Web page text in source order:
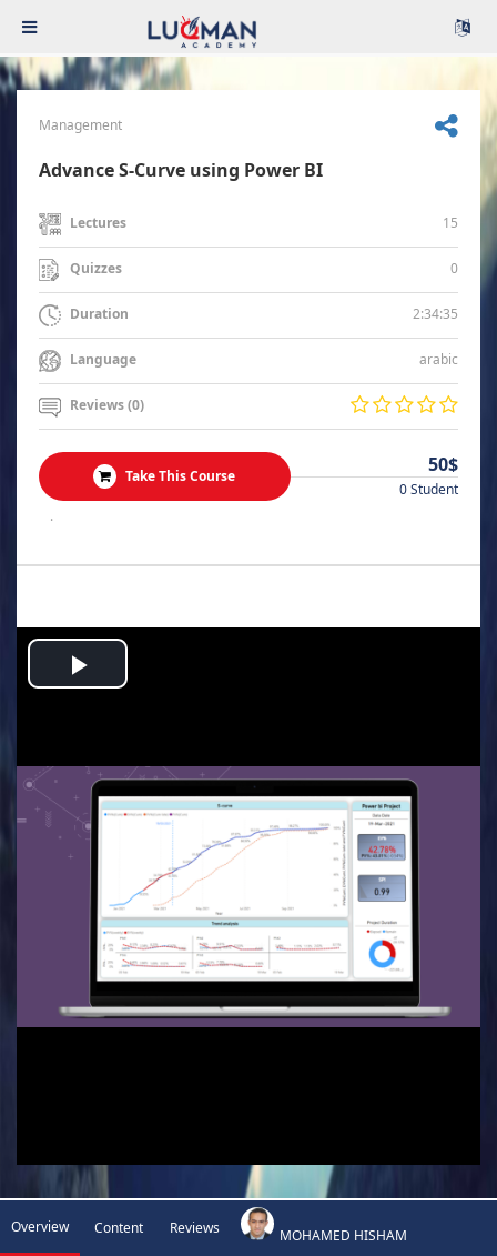
Management
Advance S-Curve using Power BI
Lectures 15
Quizzes 0
Duration 2:34:35
Language arabic
Reviews (0)
Take This Course 50$
0 Student
.
Play
Overview Content Reviews MOHAMED HISHAM